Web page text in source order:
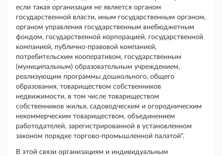
если такая организация не является органом
государственной власти, иным государственным органом,
органом управления государственным внебюджетным
фондом, государственной корпорацией, государственной
компанией, публично-правовой компанией,
потребительским кооперативом, государственным
(муниципальным) образовательным учреждением,
реализующим программы дошкольного, общего
образования, товариществом собственников
недвижимости, в том числе товариществом
собственников жилья, садоводческим и огородническим
некоммерческим товариществом, объединением
работодателей, зарегистрированной в установленном
законом порядке торгово-промышленной палатой".
В этой связи организациям и индивидуальным